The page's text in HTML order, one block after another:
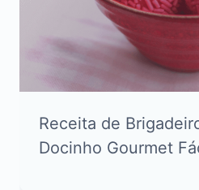
Receita de
Docinho Gourmet